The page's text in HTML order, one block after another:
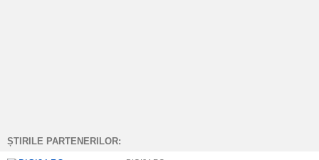
ȘTIRILE PARTENERILOR: